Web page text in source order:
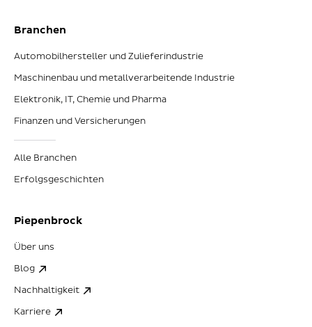
Branchen
Automobilhersteller und Zulieferindustrie
Maschinenbau und metallverarbeitende Industrie
Elektronik, IT, Chemie und Pharma
Finanzen und Versicherungen
Alle Branchen
Erfolgsgeschichten
Piepenbrock
Über uns
Blog
Nachhaltigkeit
Karriere